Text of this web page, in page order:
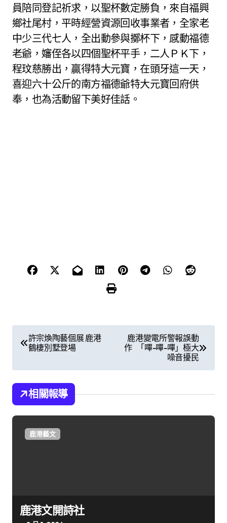
員陪同登記祈求，以聖杯數定勝負，來自福興
鄉社尾村，平時經營資源回收事業者，全家老
中少三代七人，全出動參與擲杯下，感動福德
老爺，嬸侄各以四個聖杯平手，二人ＰＫ下，
程玟慈勝出，贏得特大元寶，在頭牙這一天，
喜迎六十公斤的南方福德爺特大元寶回府供
奉，也為活動留下美好佳話。
文
導
覽
許宗煥陶藝個展 鹿港
鶴棲別墅登場
鹿港變電所警報誤動
作 「嗶-嗶-嗶」極大
噪音擾民
相關報導
鹿港藝文
鹿港文開詩社